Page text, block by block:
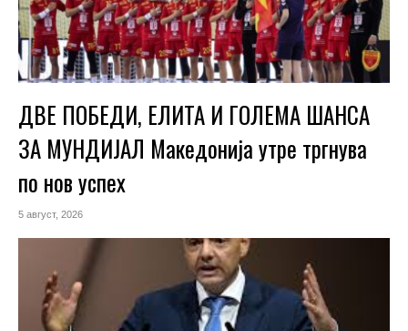
ДВЕ ПОБЕДИ, ЕЛИТА И ГОЛЕМА ШАНСА
ЗА МУНДИЈАЛ Македонија утре тргнува
по нов успех
5 август, 2026